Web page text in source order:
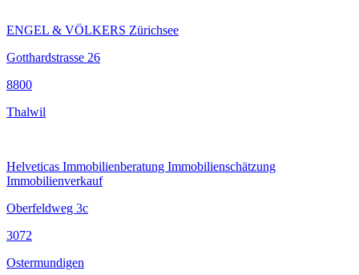
ENGEL & VÖLKERS Zürichsee
Gotthardstrasse 26
8800
Thalwil
Helveticas Immobilienberatung Immobilienschätzung
Immobilienverkauf
Oberfeldweg 3c
3072
Ostermundigen